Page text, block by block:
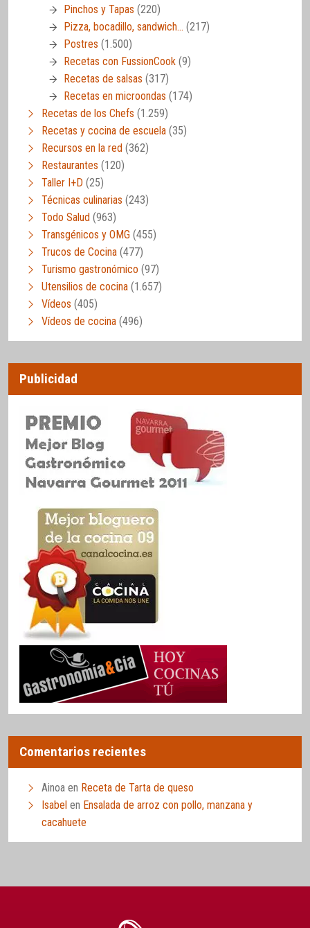
Pinchos y Tapas (220)
Pizza, bocadillo, sandwich… (217)
Postres (1.500)
Recetas con FussionCook (9)
Recetas de salsas (317)
Recetas en microondas (174)
Recetas de los Chefs (1.259)
Recetas y cocina de escuela (35)
Recursos en la red (362)
Restaurantes (120)
Taller I+D (25)
Técnicas culinarias (243)
Todo Salud (963)
Transgénicos y OMG (455)
Trucos de Cocina (477)
Turismo gastronómico (97)
Utensilios de cocina (1.657)
Vídeos (405)
Vídeos de cocina (496)
Publicidad
Comentarios recientes
Ainoa en Receta de Tarta de queso
Isabel en Ensalada de arroz con pollo, manzana y
cacahuete